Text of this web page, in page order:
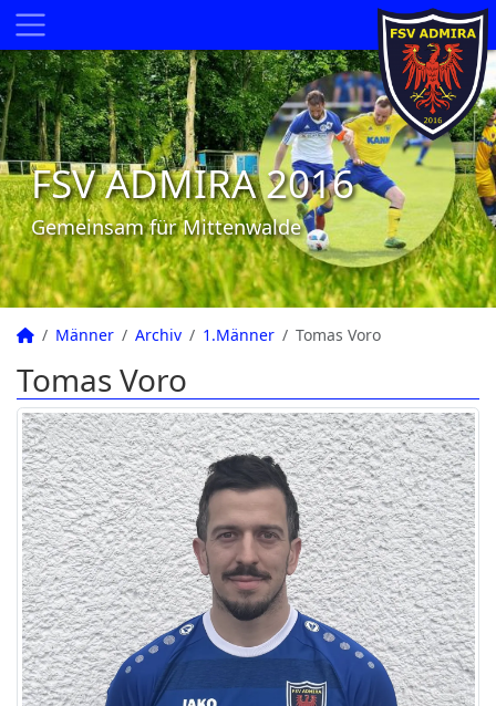
FSV ADMIRA 2016
Gemeinsam für Mittenwalde
Männer Archiv 1.Männer Tomas Voro
Tomas Voro